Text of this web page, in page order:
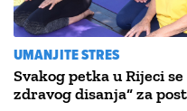
UMANJITE STRES
Svakog petka u Rijeci
zdravog disanja“ za